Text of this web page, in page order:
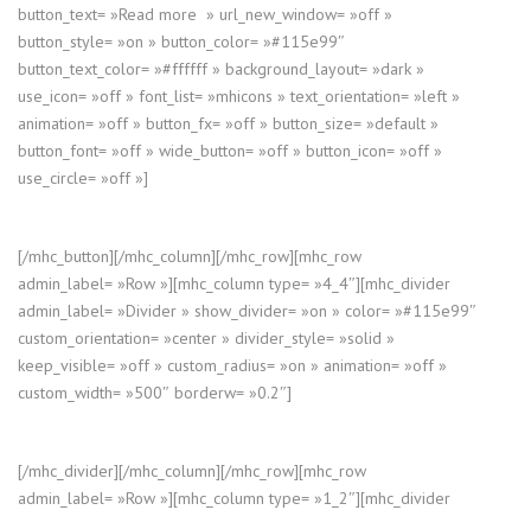
button_text= »Read more » url_new_window= »off »
button_style= »on » button_color= »#115e99″
button_text_color= »#ffffff » background_layout= »dark »
use_icon= »off » font_list= »mhicons » text_orientation= »left »
animation= »off » button_fx= »off » button_size= »default »
button_font= »off » wide_button= »off » button_icon= »off »
use_circle= »off »]
[/mhc_button][/mhc_column][/mhc_row][mhc_row
admin_label= »Row »][mhc_column type= »4_4″][mhc_divider
admin_label= »Divider » show_divider= »on » color= »#115e99″
custom_orientation= »center » divider_style= »solid »
keep_visible= »off » custom_radius= »on » animation= »off »
custom_width= »500″ borderw= »0.2″]
[/mhc_divider][/mhc_column][/mhc_row][mhc_row
admin_label= »Row »][mhc_column type= »1_2″][mhc_divider